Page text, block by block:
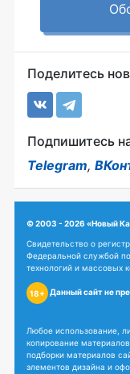
Поделитесь
Подпишитесь
Telegram,
© 2003 - 2026 «Новый
Свидетельство о
Федеральной службой
технологий и массовых
18+ Данный сайт не
Любое использование,
копирование
подборки материалов
элементов дизайна и